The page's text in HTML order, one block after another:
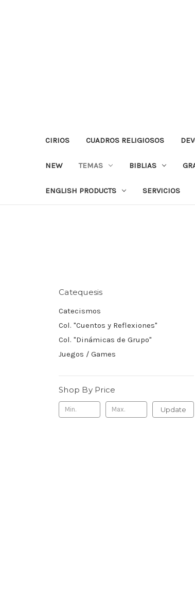
CIRIOS CUADROS RELIGIOSOS
NEW TEMAS BIBLIAS
ENGLISH PRODUCTS SERVICIOS
Catequesis
Catecismos
Col. "Cuentos y Reflexiones"
Col. "Dinámicas de Grupo"
Juegos / Games
Shop By Price
Update